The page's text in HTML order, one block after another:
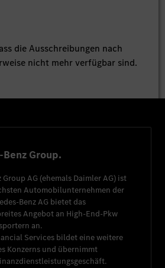
die Ausschreibungen nach
nicht mehr verfügbar sind.
Group.
Group AG (ehemals Daimler AG) ist
Automobilunternehmen der
Benz AG bietet das
Angebot an High-End-Pkw
an.
Services bildet eine weitere
Konzerns und übernimmt